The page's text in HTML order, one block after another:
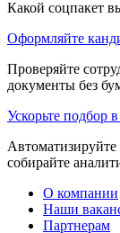
Какой соцпакет
Оформляйте
Проверяйте
документы без
Ускорьте подбор
Автоматизируйте
собирайте
О компании
Наши
Партнерам